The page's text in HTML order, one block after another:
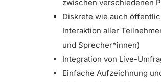
zwischen verschiedenen
Diskrete wie auch
Interaktion aller
und Sprecher*innen)
Integration von Live-
Einfache Aufzeichnung